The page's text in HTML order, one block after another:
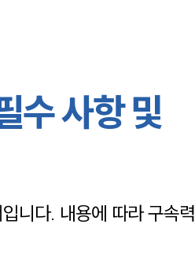
수 사항 및
니다. 내용에 따라 구속력